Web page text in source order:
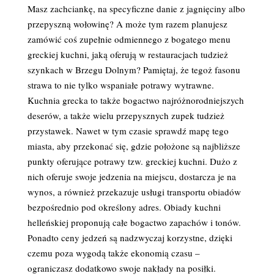
Masz zachciankę, na specyficzne danie z jagnięciny albo
przepyszną wołowinę? A może tym razem planujesz
zamówić coś zupełnie odmiennego z bogatego menu
greckiej kuchni, jaką oferują w restauracjach tudzież
szynkach w Brzegu Dolnym? Pamiętaj, że tegoż fasonu
strawa to nie tylko wspaniałe potrawy wytrawne.
Kuchnia grecka to także bogactwo najróżnorodniejszych
deserów, a także wielu przepysznych zupek tudzież
przystawek. Nawet w tym czasie sprawdź mapę tego
miasta, aby przekonać się, gdzie położone są najbliższe
punkty oferujące potrawy tzw. greckiej kuchni. Dużo z
nich oferuje swoje jedzenia na miejscu, dostarcza je na
wynos, a również przekazuje usługi transportu obiadów
bezpośrednio pod określony adres. Obiady kuchni
helleńskiej proponują całe bogactwo zapachów i tonów.
Ponadto ceny jedzeń są nadzwyczaj korzystne, dzięki
czemu poza wygodą także ekonomią czasu –
ograniczasz dodatkowo swoje nakłady na posiłki.